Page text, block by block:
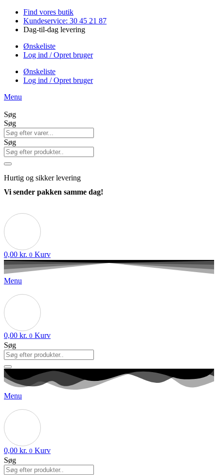
Videre
indhold
Find vores butik
Kundeservice: 30 45 21 87
Dag-til-dag levering
Ønskeliste
Log ind / Opret bruger
Ønskeliste
Log ind / Opret bruger
Menu
Søg
Søg
Søg
Hurtig og sikker levering
Vi sender pakken samme dag!
0,00 kr. 0 Kurv
Menu
0,00 kr. 0 Kurv
Søg
Menu
0,00 kr. 0 Kurv
Søg